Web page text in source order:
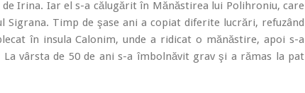
Irina. Iar el s-a călugărit în Mănăstirea lui Polihroniu, care
Sigrana. Timp de şase ani a copiat diferite lucrări, refuzând
în insula Calonim, unde a ridicat o mănăstire, apoi s-a
vârsta de 50 de ani s-a îmbolnăvit grav şi a rămas la pat